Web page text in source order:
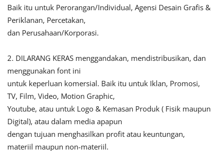
Baik itu untuk Perorangan/Individual, Agensi Desain Grafis &
Periklanan, Percetakan,
dan Perusahaan/Korporasi.
2. DILARANG KERAS menggandakan, mendistribusikan, dan
menggunakan font ini
untuk keperluan komersial. Baik itu untuk Iklan, Promosi,
TV, Film, Video, Motion Graphic,
Youtube, atau untuk Logo & Kemasan Produk ( Fisik maupun
Digital), atau dalam media apapun
dengan tujuan menghasilkan profit atau keuntungan,
materiil maupun non-materiil.